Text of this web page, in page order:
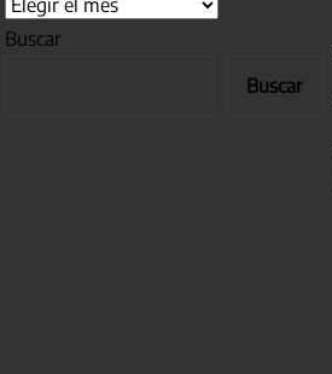
Buscar
Buscar